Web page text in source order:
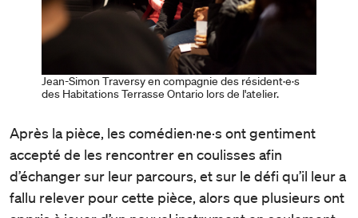
Jean-Simon Traversy en compagnie des résident·e·s
des Habitations Terrasse Ontario lors de l'atelier.
Après la pièce, les comédien·ne·s ont gentiment
accepté de les rencontrer en coulisses afin
d’échanger sur leur parcours, et sur le défi qu’il leur a
fallu relever pour cette pièce, alors que plusieurs ont